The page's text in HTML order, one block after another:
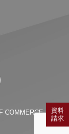
COMMERCE.
資料
請求